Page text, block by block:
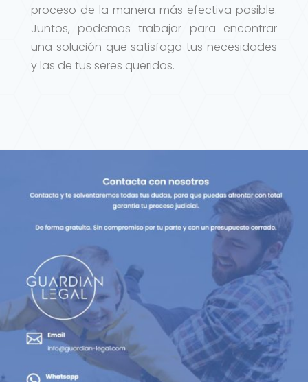
proceso de la manera más efectiva posible.
Juntos, podemos trabajar para encontrar
una solución que satisfaga tus necesidades
y las de tus seres queridos.